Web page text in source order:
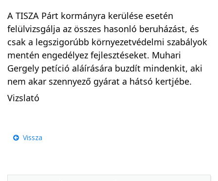
A TISZA Párt kormányra kerülése esetén
felülvizsgálja az összes hasonló beruházást, és
csak a legszigorúbb környezetvédelmi szabályok
mentén engedélyez fejlesztéseket. Muhari
Gergely petíció aláírására buzdít mindenkit, aki
nem akar szennyező gyárat a hátsó kertjébe.
Vizslató
Vissza